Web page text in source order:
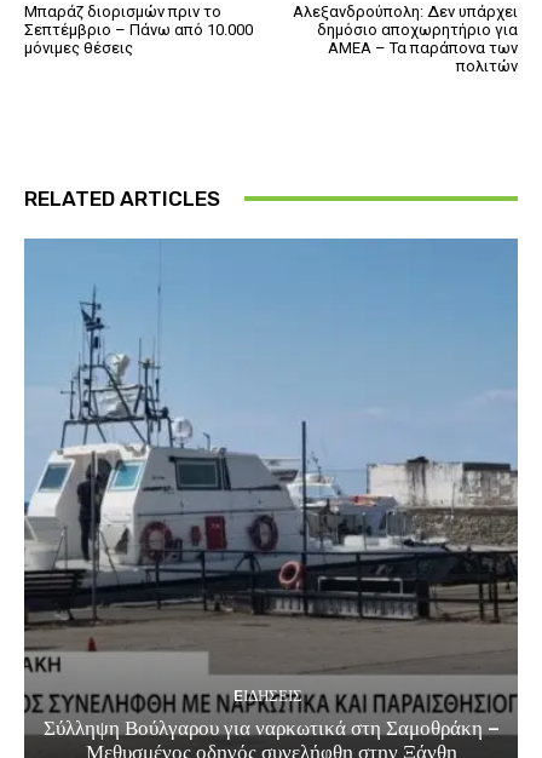
Μπαράζ διορισμών πριν το
Σεπτέμβριο – Πάνω από 10.000
μόνιμες θέσεις
Αλεξανδρούπολη: Δεν υπάρχει
δημόσιο αποχωρητήριο για
ΑΜΕΑ – Τα παράπονα των
πολιτών
RELATED ARTICLES
EΙΔΗΣΕΙΣ
Σύλληψη Βούλγαρου για ναρκωτικά στη Σαμοθράκη –
Μεθυσμένος οδηγός συνελήφθη στην Ξάνθη